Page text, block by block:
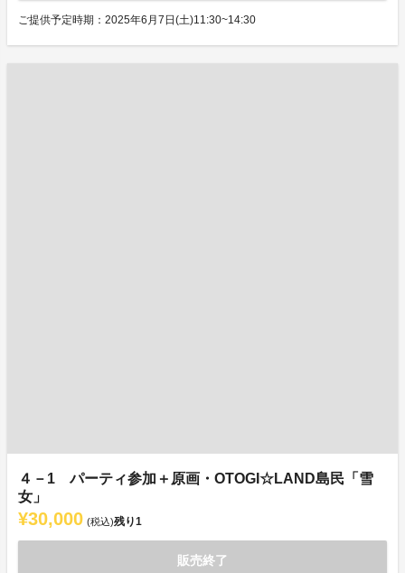
ご提供予定時期：2025年6月7日(土)11:30~14:30
４－1 パーティ参加＋原画・OTOGI☆LAND島民「雪
女」
¥30,000 (税込)残り1
販売終了